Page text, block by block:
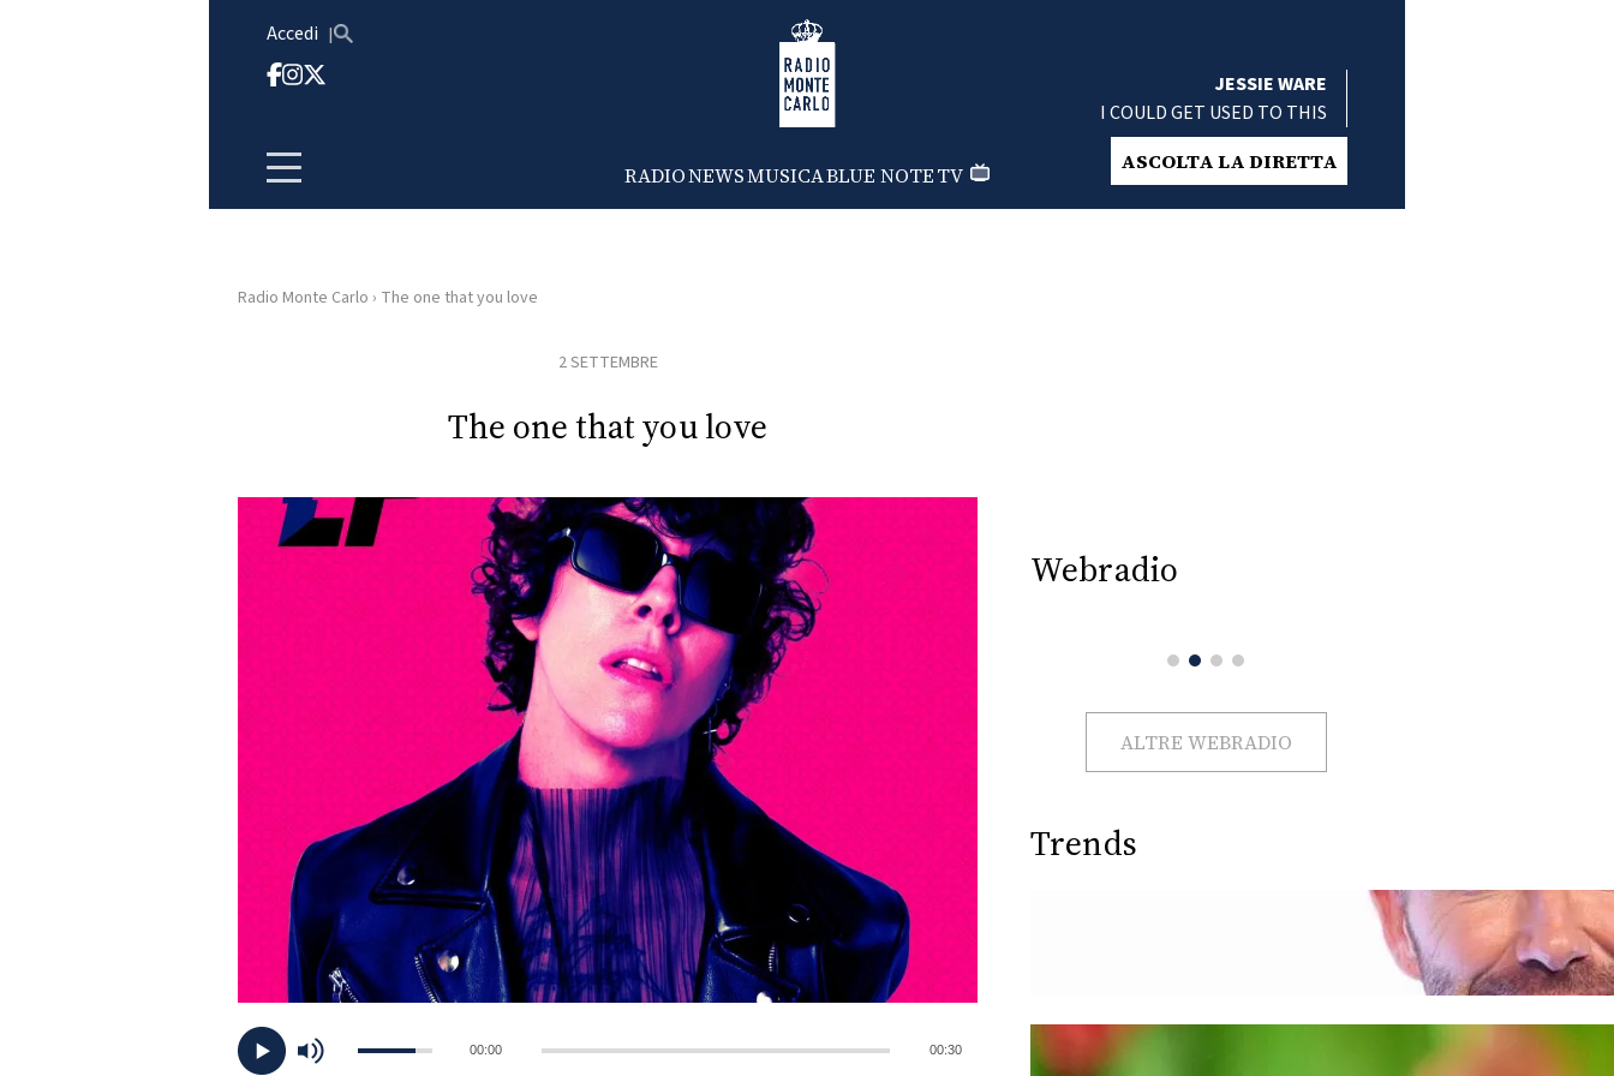
Accedi Radio Monte Carlo
RADIONEWSMUSICABLUE NOTETV
JESSIE WARE
I COULD GET USED TO THIS
ASCOLTA LA DIRETTA
RADIO
EVENTI
VIDEO
TV
PRINCIPATO
Radio Monte Carlo › The one that you love
2 SETTEMBRE
The one that you love
00:00 00:30
Webradio
ALTRE WEBRADIO
Trends